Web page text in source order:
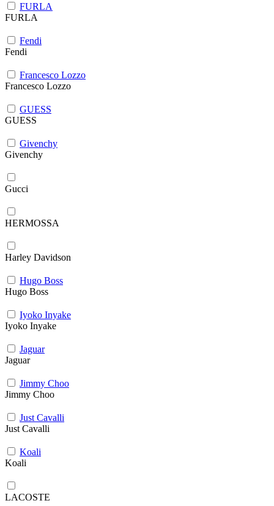
FURLA
FURLA
Fendi
Fendi
Francesco Lozzo
Francesco Lozzo
GUESS
GUESS
Givenchy
Givenchy
Gucci
HERMOSSA
Harley Davidson
Hugo Boss
Hugo Boss
Iyoko Inyake
Iyoko Inyake
Jaguar
Jaguar
Jimmy Choo
Jimmy Choo
Just Cavalli
Just Cavalli
Koali
Koali
LACOSTE